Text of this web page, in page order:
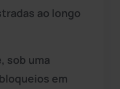
ao longo
sob uma
em